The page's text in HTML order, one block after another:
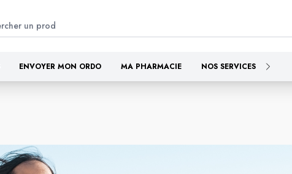
ENVOYER MON ORDO MA PHARMACIE NOS SERVICES